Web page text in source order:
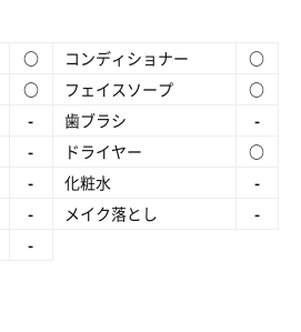
○ コンディショナー
○
○ フェイスソープ
○
- 歯ブラシ
-
- ドライヤー
○
- 化粧水
-
- メイク落とし
-
-